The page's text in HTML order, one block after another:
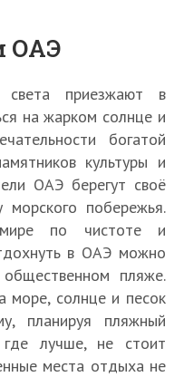
ОАЭ
приезжают в
на жарком солнце и
богатой
культуры и
ОАЭ берегут своё
морского побережья.
по чистоте и
в ОАЭ можно
пляже.
море, солнце и песок
планируя пляжный
лучше, не стоит
места отдыха не